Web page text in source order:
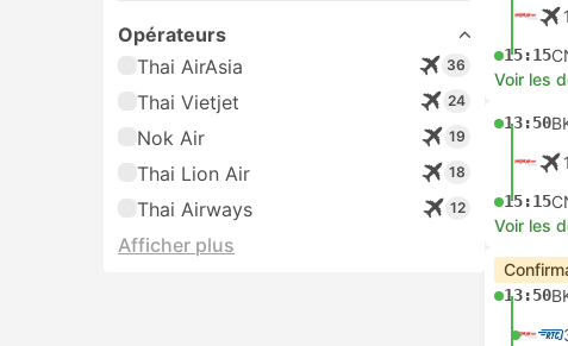
Opérateurs
Thai AirAsia
36
Thai Vietjet 24
Nok Air 19
Thai Lion Air 18
Thai Airways 12
Afficher plus
15:15
Voir les
13:50
15:15
Voir les
13:50